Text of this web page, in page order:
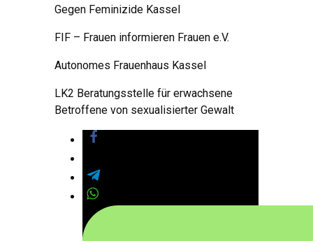
Gegen Feminizide Kassel
FIF – Frauen informieren Frauen e.V.
Autonomes Frauenhaus Kassel
LK2 Beratungsstelle für erwachsene
Betroffene von sexualisierter Gewalt